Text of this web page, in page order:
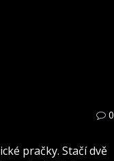
0
pračky. Stačí dvě